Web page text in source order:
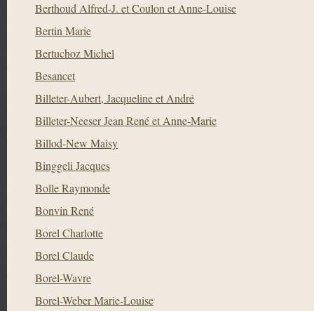
Berthoud Alfred-J. et Coulon et Anne-Louise
Bertin Marie
Bertuchoz Michel
Besancet
Billeter-Aubert, Jacqueline et André
Billeter-Neeser Jean René et Anne-Marie
Billod-New Maisy
Binggeli Jacques
Bolle Raymonde
Bonvin René
Borel Charlotte
Borel Claude
Borel-Wavre
Borel-Weber Marie-Louise